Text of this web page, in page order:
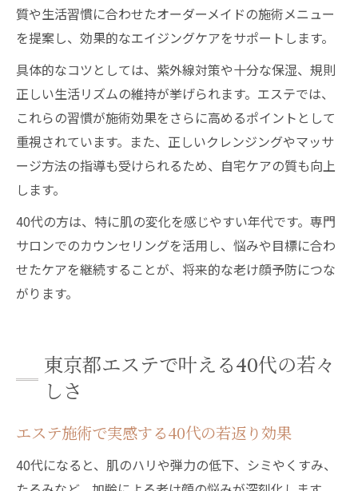
質や生活習慣に合わせたオーダーメイドの施術メニュー
を提案し、効果的なエイジングケアをサポートします。
具体的なコツとしては、紫外線対策や十分な保湿、規則
正しい生活リズムの維持が挙げられます。エステでは、
これらの習慣が施術効果をさらに高めるポイントとして
重視されています。また、正しいクレンジングやマッサ
ージ方法の指導も受けられるため、自宅ケアの質も向上
します。
40代の方は、特に肌の変化を感じやすい年代です。専門
サロンでのカウンセリングを活用し、悩みや目標に合わ
せたケアを継続することが、将来的な老け顔予防につな
がります。
東京都エステで叶える40代の若々
しさ
エステ施術で実感する40代の若返り効果
40代になると、肌のハリや弾力の低下、シミやくすみ、